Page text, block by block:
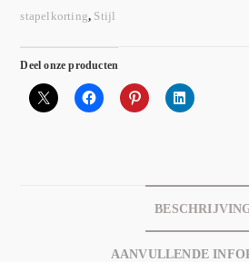
stapelkorting, Stijl
Deel onze producten
AANVULLENDE